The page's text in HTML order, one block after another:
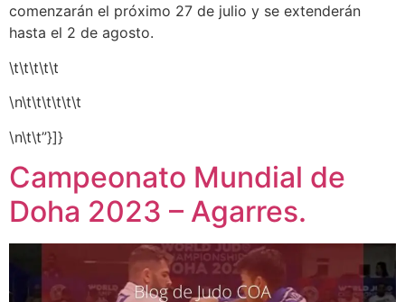
comenzarán el próximo 27 de julio y se extenderán
hasta el 2 de agosto.
\t\t\t\t\t
\n\t\t\t\t\t\t
\n\t\t”}]}
Campeonato Mundial de
Doha 2023 – Agarres.